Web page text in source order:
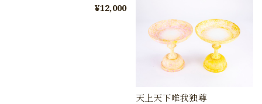
¥12,000
天上天下唯我独尊